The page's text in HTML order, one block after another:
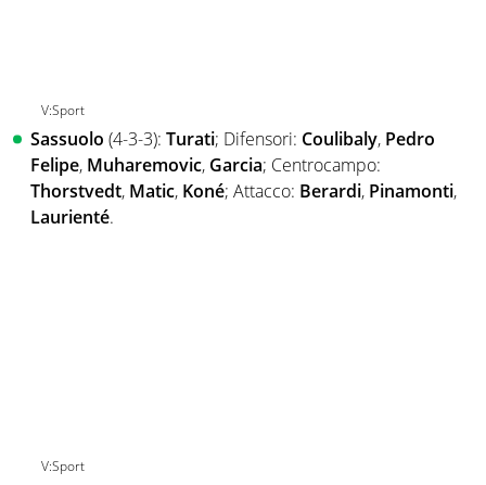
V:Sport
Sassuolo (4-3-3): Turati; Difensori: Coulibaly, Pedro
Felipe, Muharemovic, Garcia; Centrocampo:
Thorstvedt, Matic, Koné; Attacco: Berardi, Pinamonti,
Laurienté.
V:Sport